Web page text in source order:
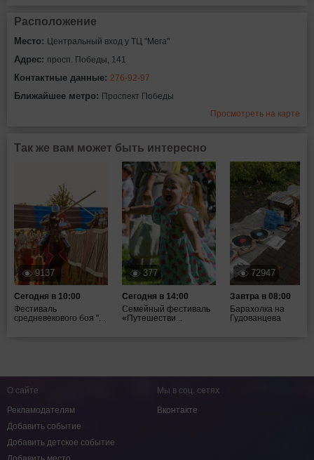
Расположение
Место: Центральный вход у ТЦ "Мега"
Адрес: просп. Победы, 141
Контактные данные: 276-92-97
Ближайшее метро: Проспект Победы
Просмотреть на карте
Так же вам может быть интересно
9137
Сегодня в 10:00
Фестиваль
средневекового боя "...
377
Сегодня в 14:00
Семейный фестиваль
«Путешестви...
72947
Завтра в 08:00
Барахолка на
Гудованцева
О сайте
Рекламодателям
Добавить событие
Добавить детское событие
Мы в соц. сетях
Вконтакте